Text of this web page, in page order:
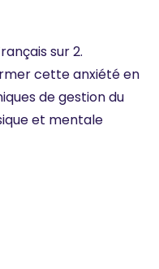
sur 2.
cette anxiété en
de gestion du
et mentale